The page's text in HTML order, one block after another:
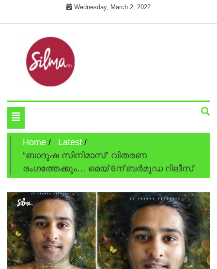
Wednesday, March 2, 2022
Silma.in
Toggle
navigation
Home
Latest
“ബാദുഷ സിനിമാസ്” വിതരണ
രംഗത്തേക്കും… മെയ് 6ന്’ബർമുഡ റിലീസ്